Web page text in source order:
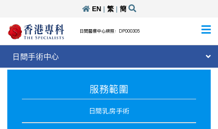
EN| 繁| 簡
日間醫療中心牌照：DP000305
日間手術中心
服務範圍
日間乳房手術